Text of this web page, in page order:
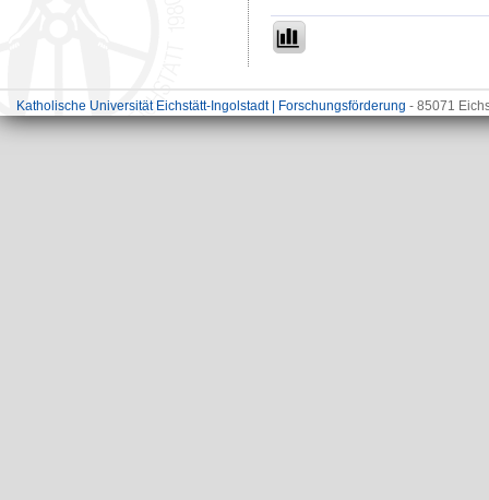
Katholische Universität Eichstätt-Ingolstadt | Forschungsförderung - 85071